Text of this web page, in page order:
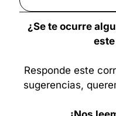
¿Se te ocurre
Responde este
sugerencias,